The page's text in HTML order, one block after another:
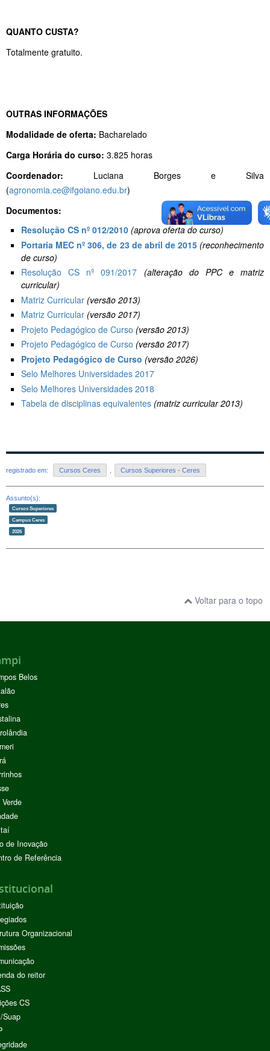
QUANTO CUSTA?
Totalmente gratuito.
OUTRAS INFORMAÇÕES
Modalidade de oferta: Bacharelado
Carga Horária do curso: 3.825 horas
Coordenador: Luciana Borges e Silva
(agronomia.ce@ifgoiano.edu.br)
Documentos:
Resolução CS nº 012/2010 (aprova oferta do curso)
Portaria MEC nº 306, de 23 de abril de 2015 (reconhecimento
de curso)
Resolução CS nº 091/2017 (alteração do PPC e matriz
curricular)
Matriz Curricular (versão 2013)
Matriz Curricular (versão 2017)
Projeto Pedagógico de Curso (versão 2013)
Projeto Pedagógico de Curso (versão 2017)
Projeto Pedagógico de Curso (versão 2026)
Selo Melhores Universidades 2017
Selo Melhores Universidades 2018
Tabela de disciplinas equivalentes (matriz curricular 2013)
registrado em: Cursos Ceres Cursos Superiores - Ceres
Assunto(s):
Cursos Superiores
Campus Ceres
2026
Voltar para o topo
Belos
de Inovação
de Referência
Organizacional
do reitor
CS
Suap